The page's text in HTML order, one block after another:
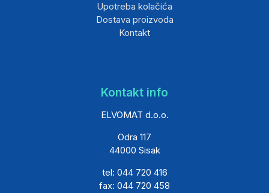
Upotreba kolačića
Dostava proizvoda
Kontakt
Kontakt info
ELVOMAT d.o.o.
Odra 117
44000 Sisak
tel: 044 720 416
fax: 044 720 458